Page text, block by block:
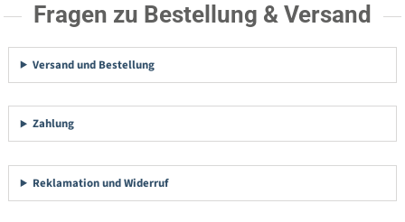
Fragen zu Bestellung & Versand
Versand und Bestellung
Zahlung
Reklamation und Widerruf